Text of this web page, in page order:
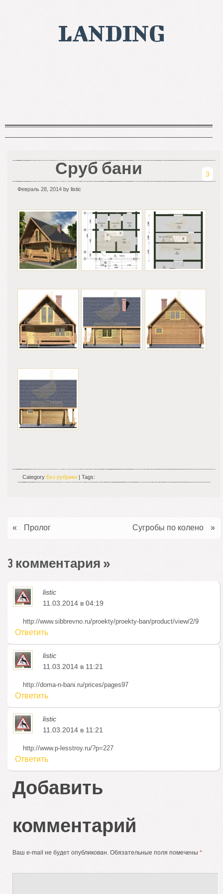
LANDING
Сруб бани 3
Февраль 28, 2014 by listic
Category Без рубрики | Tags:
Сугробы по колено »
« Пролог
3 комментария »
listic
11.03.2014 в 04:19
http://www.sibbrevno.ru/proekty/proekty-ban/product/view/2/9
Ответить
listic
11.03.2014 в 11:21
http://doma-n-bani.ru/prices/pages97
Ответить
listic
11.03.2014 в 11:21
http://www.p-lesstroy.ru/?p=227
Ответить
Добавить
комментарий
Ваш e-mail не будет опубликован. Обязательные поля помечены *